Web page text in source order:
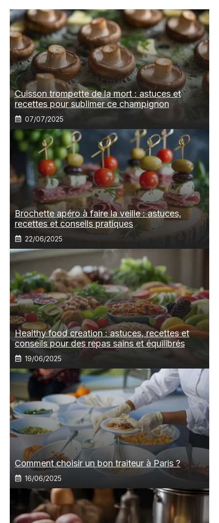
Cuisson trompette de la mort : astuces et
recettes pour sublimer ce champignon
07/07/2025
Brochette apéro à faire la veille : astuces,
recettes et conseils pratiques
22/06/2025
Healthy food creation : astuces, recettes et
conseils pour des repas sains et équilibrés
19/06/2025
Comment choisir un bon traiteur à Paris ?
16/06/2025